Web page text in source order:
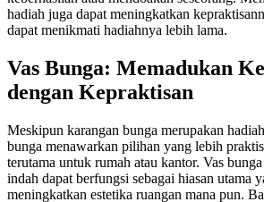
hadiah juga dapat meningkatkan
dapat menikmati hadiahnya lebih lama.
Vas Bunga: Memadukan
dengan Kepraktisan
Meskipun karangan bunga merupakan
bunga menawarkan pilihan yang lebih
terutama untuk rumah atau kantor. Vas
indah dapat berfungsi sebagai hiasan utama
meningkatkan estetika ruangan mana pun.